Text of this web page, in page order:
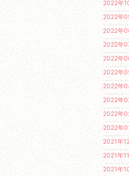
2022年
2022年
2022年
2022年
2022年
2022年
2022年
2022年
2022年
2022年
2021年
2021年
2021年